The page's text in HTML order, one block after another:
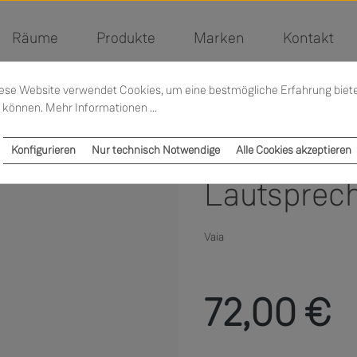
Räume Produkte Marken Kontakt
Vaia
72,00 €
Website verwendet Cookies, um eine bestmögliche Erfahrung
können. Mehr Informationen ...
Nur technisch Notwendige
Konfigurieren Alle Cookies akzeptieren